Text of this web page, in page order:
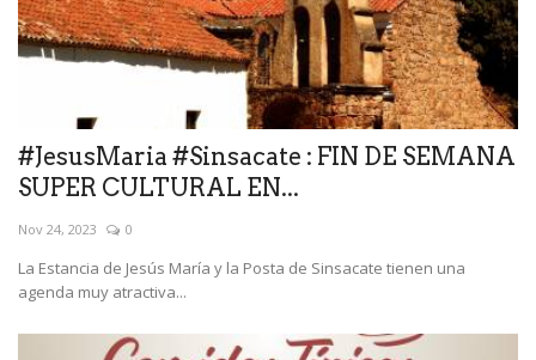
#JesusMaria #Sinsacate : FIN DE SEMANA
SUPER CULTURAL EN...
Nov 24, 2023 0
La Estancia de Jesús María y la Posta de Sinsacate tienen una
agenda muy atractiva...